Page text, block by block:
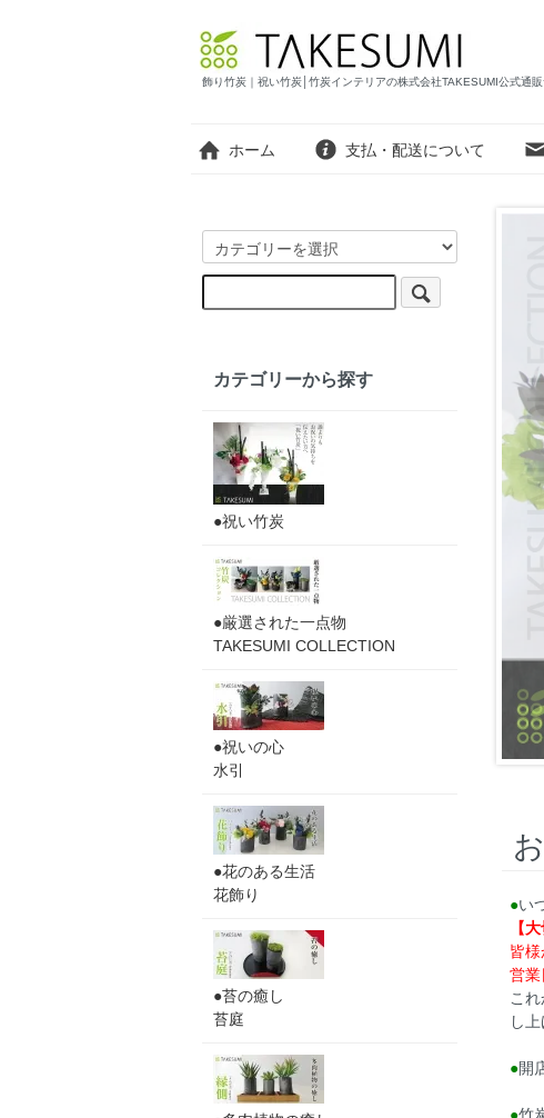
飾り竹炭｜祝い竹炭│竹炭インテリアの株式会社TAKESUMI公式通販
ホーム 支払・配送について
●い
【
皆
営業
こ
し上
●開
カテゴリーから探す
●祝い竹炭
●厳選された一点物
TAKESUMI COLLECTION
●祝いの心
水引
●花のある生活
花飾り
●苔の癒し
苔庭